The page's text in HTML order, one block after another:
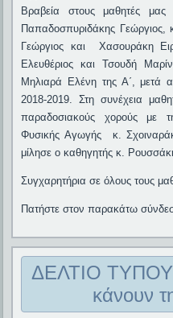
Βραβεία στους μαθητές
Παπαδοσπυριδάκης Γεώργιος,
Γεώργιος και Χασουράκη
Ελευθέριος και Τσουδή
Μηλιαρά Ελένη της Α΄, μετά
2018-2019.Στη συνέχεια
παραδοσιακούς χορούς με
Φυσικής Αγωγής κ.
μίλησε ο καθηγητής κ.
Συγχαρητήρια σε όλους τους
Πατήστε στον παρακάτω
ΔΕΛΤΙΟ ΤΥΠΟΥ
κάνουν